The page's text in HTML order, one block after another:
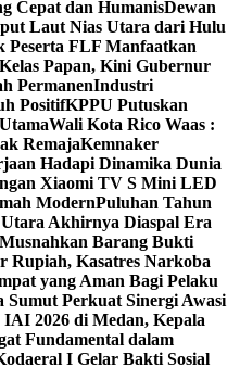
Cepat dan HumanisDewan
Laut Nias Utara dari Hulu
Peserta FLF Manfaatkan
Papan, Kini Gubernur
PermanenIndustri
PositifKPPU Putuskan
Wali Kota Rico Waas :
RemajaKemnaker
Hadapi Dinamika Dunia
Xiaomi TV S Mini LED
ModernPuluhan Tahun
Akhirnya Diaspal Era
Barang Bukti
Rupiah, Kasatres Narkoba
yang Aman Bagi Pelaku
Perkuat Sinergi Awasi
2026 di Medan, Kepala
Fundamental dalam
I Gelar Bakti Sosial